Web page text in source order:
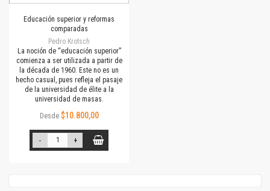
Educación superior y reformas
comparadas
Pedro Krotsch
La noción de “educación superior”
comienza a ser utilizada a partir de
la década de 1960. Este no es un
hecho casual, pues refleja el pasaje
de la universidad de élite a la
universidad de masas.
Desde $10.800,00
- +